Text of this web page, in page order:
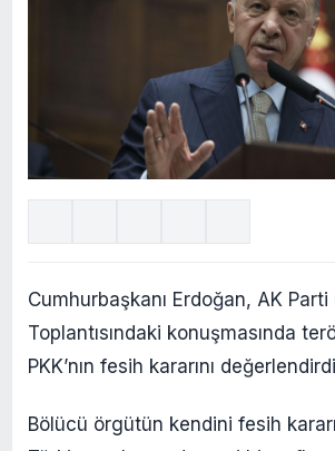
Cumhurbaşkanı Erdoğan, AK Parti
Toplantısındaki konuşmasında
PKK’nın fesih kararını
Bölücü örgütün kendini fesih